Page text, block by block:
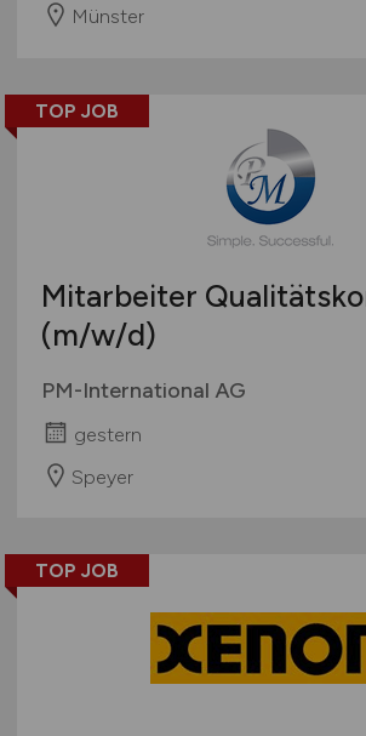
Münster
TOP JOB
Mitarbeiter
(m/w/d)
PM-International AG
gestern
Speyer
TOP JOB